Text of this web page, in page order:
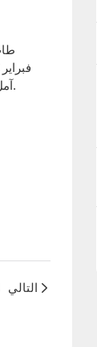
الإلكتروني (kenwei@multiweigh.com.cn).آمل أن نتمكن من التعاون أكثر في العام المقبل.
التالي